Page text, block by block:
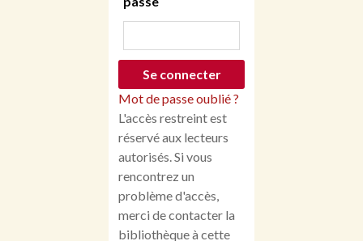
Mot de passe oublié ?
L'accès restreint est
réservé aux lecteurs
autorisés. Si vous
rencontrez un
problème d'accès,
merci de contacter la
bibliothèque à cette